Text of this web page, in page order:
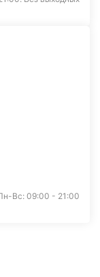
Вс: 09:00 - 21:00